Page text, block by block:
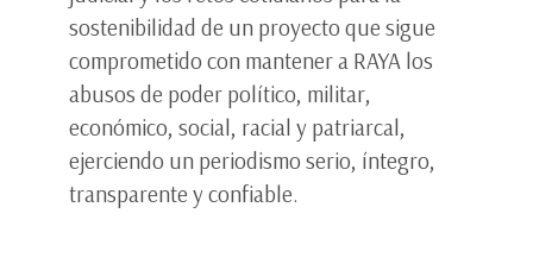
sostenibilidad de un proyecto que sigue
comprometido con mantener a RAYA los
abusos de poder político, militar,
económico, social, racial y patriarcal,
ejerciendo un periodismo serio, íntegro,
transparente y confiable.